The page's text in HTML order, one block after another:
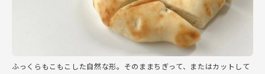
ふっくらもこもこした自然な形。そのままちぎって、またはカットして